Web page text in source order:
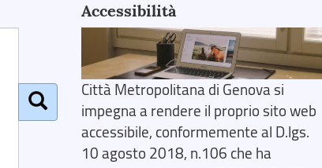
Accessibilità
Città Metropolitana di Genova si
impegna a rendere il proprio sito web
accessibile, conformemente al D.lgs.
10 agosto 2018, n.106 che ha